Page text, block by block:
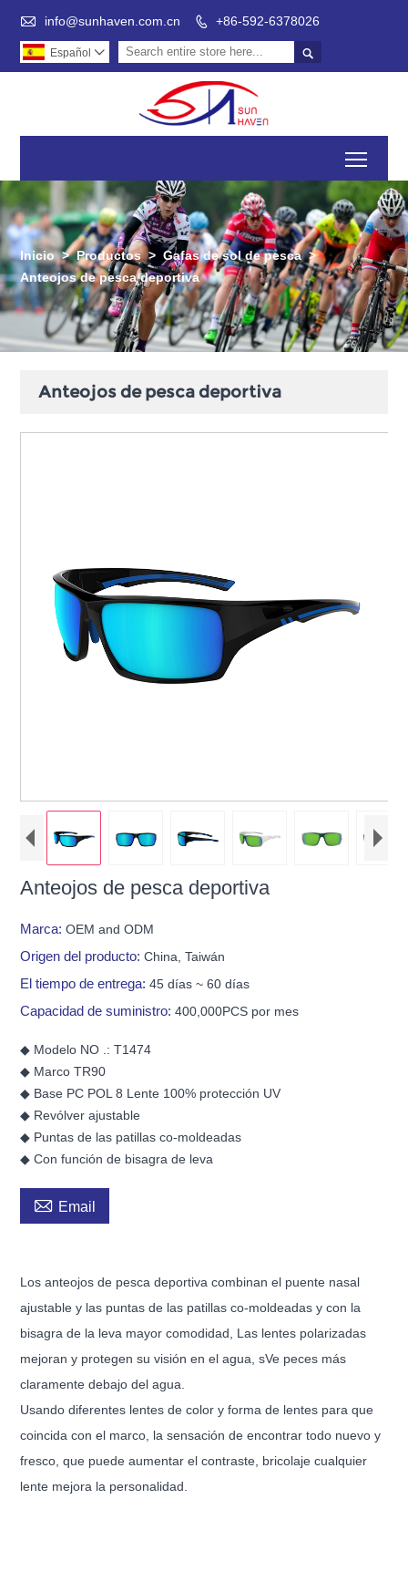
 info@sunhaven.com.cn  +86-592-6378026

Español 
Inicio > Productos > Gafas de sol de pesca >
Anteojos de pesca deportiva
Anteojos de pesca deportiva
Anteojos de pesca deportiva
Marca:OEM and ODM
Origen del producto:China, Taiwán
El tiempo de entrega:45 días ~ 60 días
Capacidad de suministro:400,000PCS por mes
◆ Modelo NO .: T1474
◆ Marco TR90
◆ Base PC POL 8 Lente 100% protección UV
◆ Revólver ajustable
◆ Puntas de las patillas co-moldeadas
◆ Con función de bisagra de leva
 Email
Los anteojos de pesca deportiva combinan el puente nasal
ajustable y las puntas de las patillas co-moldeadas y con la
bisagra de la leva mayor comodidad, Las lentes polarizadas
mejoran y protegen su visión en el agua, sVe peces más
claramente debajo del agua.
Usando diferentes lentes de color y forma de lentes para que
coincida con el marco, la sensación de encontrar todo nuevo y
fresco, que puede aumentar el contraste, bricolaje cualquier
lente mejora la personalidad.